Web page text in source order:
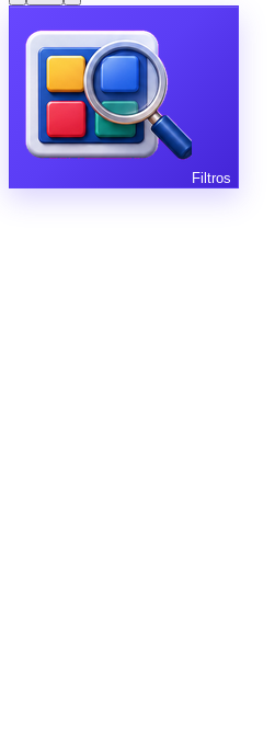
Filtros